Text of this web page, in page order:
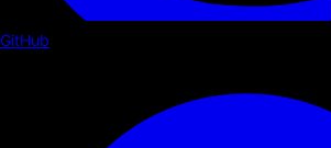
GitHub